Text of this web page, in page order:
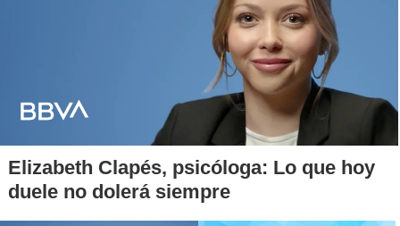
Elizabeth Clapés, psicóloga: Lo que hoy
duele no dolerá siempre